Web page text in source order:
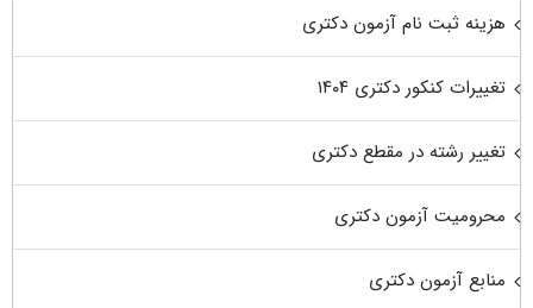
هزینه ثبت نام آزمون دکتری
تغییرات کنکور دکتری ۱۴۰۴
تغییر رشته در مقطع دکتری
محرومیت آزمون دکتری
منابع آزمون دکتری